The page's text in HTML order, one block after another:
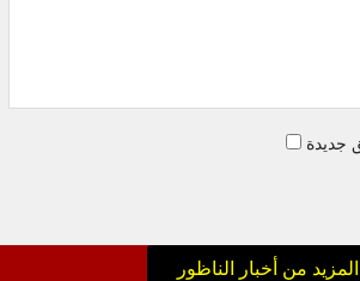
جديدة
المزيد من أخبار الناظور